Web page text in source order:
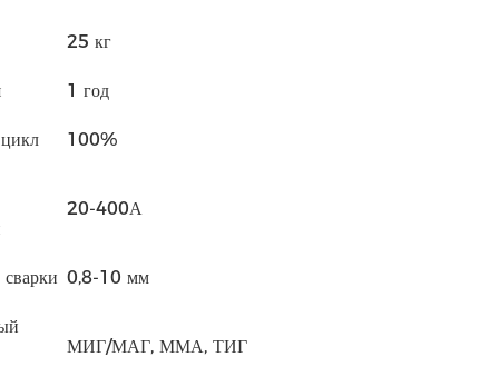
25 кг
1 год
100%
20-400А
0,8-10 мм
МИГ/МАГ, ММА, ТИГ